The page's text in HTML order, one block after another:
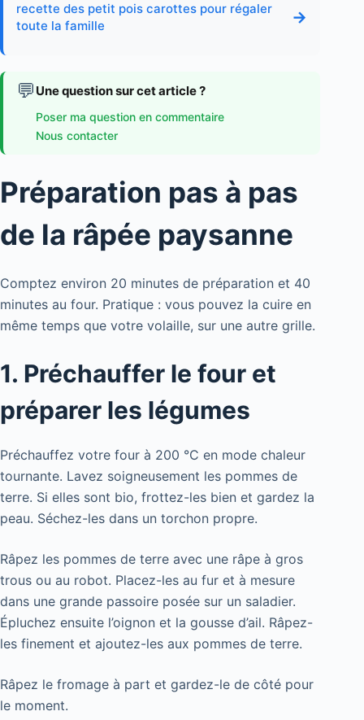
recette des petit pois carottes pour régaler
toute la famille
→
💬 Une question sur cet article ?
Poser ma question en commentaire
Nous contacter
Préparation pas à pas
de la râpée paysanne
Comptez environ 20 minutes de préparation et 40
minutes au four. Pratique : vous pouvez la cuire en
même temps que votre volaille, sur une autre grille.
1. Préchauffer le four et
préparer les légumes
Préchauffez votre four à 200 °C en mode chaleur
tournante. Lavez soigneusement les pommes de
terre. Si elles sont bio, frottez-les bien et gardez la
peau. Séchez-les dans un torchon propre.
Râpez les pommes de terre avec une râpe à gros
trous ou au robot. Placez-les au fur et à mesure
dans une grande passoire posée sur un saladier.
Épluchez ensuite l’oignon et la gousse d’ail. Râpez-
les finement et ajoutez-les aux pommes de terre.
Râpez le fromage à part et gardez-le de côté pour
le moment.